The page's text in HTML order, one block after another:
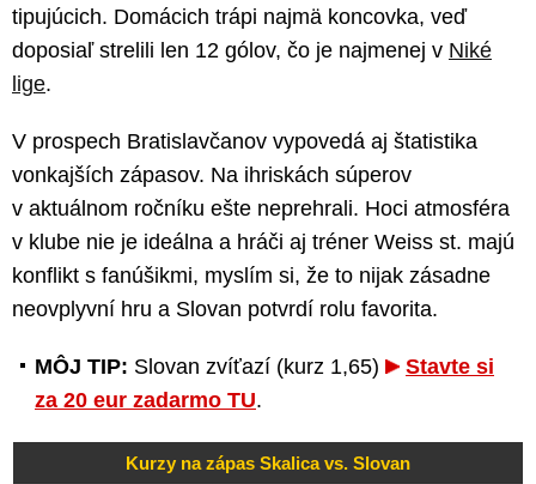
tipujúcich. Domácich trápi najmä koncovka, veď
doposiaľ strelili len 12 gólov, čo je najmenej v Niké
lige.
V prospech Bratislavčanov vypovedá aj štatistika
vonkajších zápasov. Na ihriskách súperov
v aktuálnom ročníku ešte neprehrali. Hoci atmosféra
v klube nie je ideálna a hráči aj tréner Weiss st. majú
konflikt s fanúšikmi, myslím si, že to nijak zásadne
neovplyvní hru a Slovan potvrdí rolu favorita.
MÔJ TIP: Slovan zvíťazí (kurz 1,65)
Stavte si
za 20 eur zadarmo TU.
Kurzy na zápas Skalica vs. Slovan